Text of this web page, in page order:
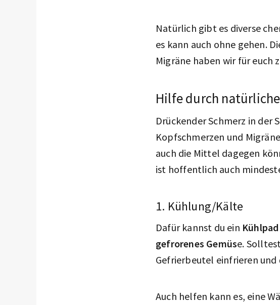
Natürlich gibt es diverse
es kann auch ohne gehen.
Migräne haben wir für euch
Hilfe durch
Drückender Schmerz in der
Kopfschmerzen und
auch die Mittel dagegen
ist hoffentlich auch
1. Kühlung/Kälte
Dafür kannst du ein Kühlpad
gefrorenes Gemüse.
Gefrierbeutel einfrieren
Auch helfen kann es, eine